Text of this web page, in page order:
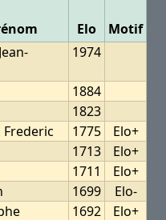
Elo
Motif
1974
1884
1823
Frederic 1775
Elo+
1713
Elo+
1711
Elo+
1699
Elo-
1692
Elo+